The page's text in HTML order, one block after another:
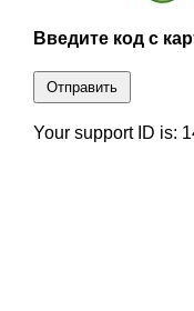
Введите код с
Отправить
Your support ID is: